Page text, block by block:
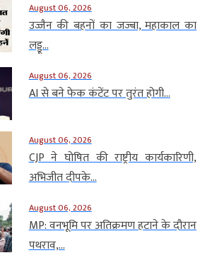
August 06, 2026
उज्जैन की बहनों का जज्बा, महाकाल का
लड्डू...
August 06, 2026
AI से बने फेक कंटेंट पर तुरंत होगी...
August 06, 2026
CJP ने घोषित की राष्ट्रीय कार्यकारिणी,
अभिजीत दीपके...
August 06, 2026
MP: वनभूमि पर अतिक्रमण हटाने के दौरान
पथराव,...